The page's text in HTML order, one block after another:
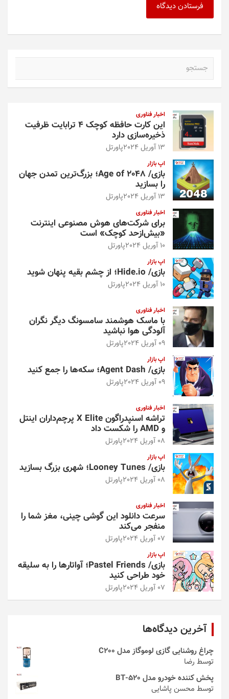
اخبار فناوری
این کارت حافظه کوچک ۴ ترابایت ظرفیت
ذخیره‌سازی دارد
13 آوریل 2024 پاورتل
اپ بازار
بازی/ Age of 2048؛ بزرگ‌ترین تمدن جهان
را بسازید
13 آوریل 2024 پاورتل
اخبار فناوری
برای شرکت‌های هوش مصنوعی اینترنت
«بیش‌از‌حد کوچک» است
10 آوریل 2024 پاورتل
اپ بازار
بازی/ Hide.io؛ از چشم بقیه پنهان شوید
10 آوریل 2024 پاورتل
اخبار فناوری
با ماسک هوشمند سامسونگ دیگر نگران
آلودگی هوا نباشید
09 آوریل 2024 پاورتل
اپ بازار
بازی/ Agent Dash؛ سکه‌ها را جمع کنید
09 آوریل 2024 پاورتل
اخبار فناوری
تراشه اسنپدراگون X Elite پرچم‌داران اینتل
و AMD را شکست داد
08 آوریل 2024 پاورتل
اپ بازار
بازی/ Looney Tunes؛ شهری بزرگ بسازید
08 آوریل 2024 پاورتل
اخبار فناوری
سرعت دانلود این گوشی چینی، مغز شما را
منفجر می‌کند
07 آوریل 2024 پاورتل
اپ بازار
بازی/ Pastel Friends؛ آواتارها را به سلیقه
خود طراحی کنید
07 آوریل 2024 پاورتل
آخرین دیدگاه‌ها
چراغ روشنایی گازی لوموگاز مدل C200
توسط رضا
پخش کننده خودرو مدل 520-BT
توسط محسن پاشایی